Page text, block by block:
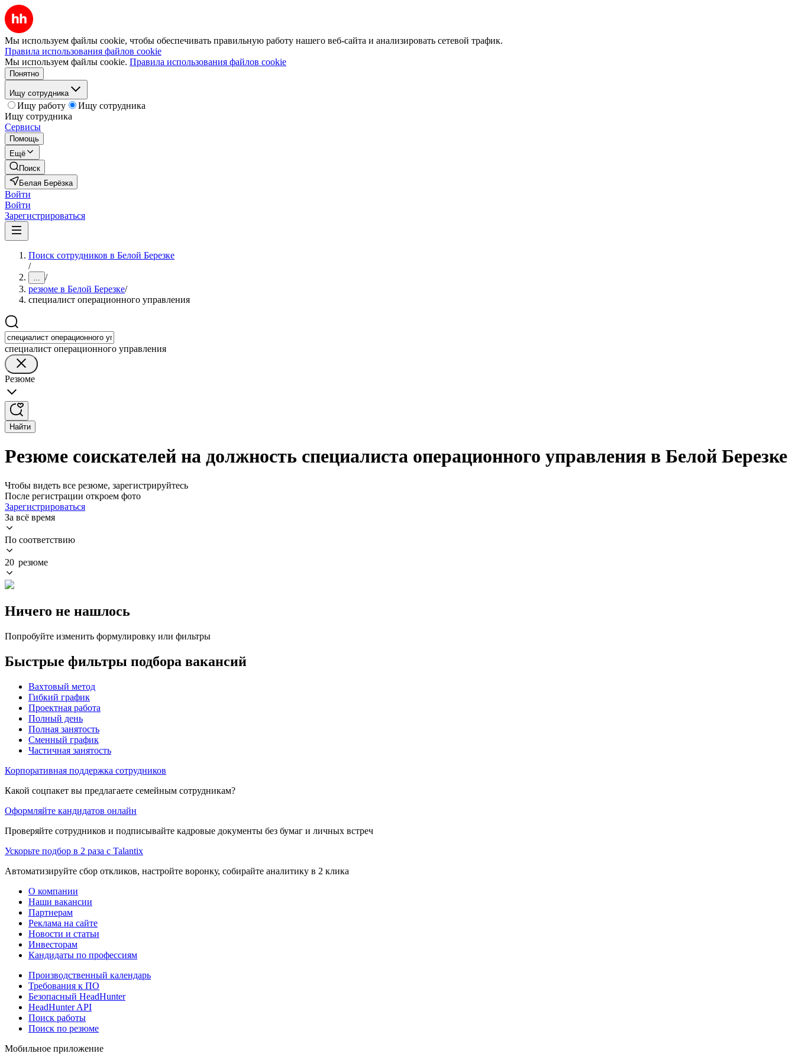
Мы используем файлы cookie, чтобы обеспечивать правильную работу нашего веб-сайта и анализировать сетевой трафик.
Правила использования файлов cookie
Мы используем файлы cookie. Правила использования файлов cookie
Понятно
Ищу сотрудника
Ищу работу
Ищу сотрудника
Ищу сотрудника
Сервисы
Помощь
Ещё
Поиск
Белая Берёзка
Войти
Войти
Зарегистрироваться
Поиск сотрудников в Белой Березке
/
... /
резюме в Белой Березке/
специалист операционного управления
специалист операционного управления
Резюме
Найти
Резюме соискателей на должность специалиста операционного управления в Белой Березке
Чтобы видеть все резюме, зарегистрируйтесь
После регистрации откроем фото
Зарегистрироваться
За всё время
По соответствию
20 резюме
Ничего не нашлось
Попробуйте изменить формулировку или фильтры
Быстрые фильтры подбора вакансий
Вахтовый метод
Гибкий график
Проектная работа
Полный день
Полная занятость
Сменный график
Частичная занятость
Корпоративная поддержка сотрудников
Какой соцпакет вы предлагаете семейным сотрудникам?
Оформляйте кандидатов онлайн
Проверяйте сотрудников и подписывайте кадровые документы без бумаг и личных встреч
Ускорьте подбор в 2 раза с Talantix
Автоматизируйте сбор откликов, настройте воронку, собирайте аналитику в 2 клика
О компании
Наши вакансии
Партнерам
Реклама на сайте
Новости и статьи
Инвесторам
Кандидаты по профессиям
Производственный календарь
Требования к ПО
Безопасный HeadHunter
HeadHunter API
Поиск работы
Поиск по резюме
Мобильное приложение